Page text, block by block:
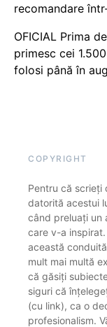
recomandare
OFICIAL Prima
primesc cei
folosi până în
COPYRIGHT
Pentru că scrieți
datorită acestui
când preluați un
care v-a
această
mult mai multă
că găsiți
siguri că
(cu link), ca o
profesionalism.